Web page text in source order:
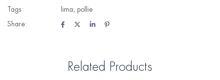
Tags:
lima, pollie
Share:
Related Products